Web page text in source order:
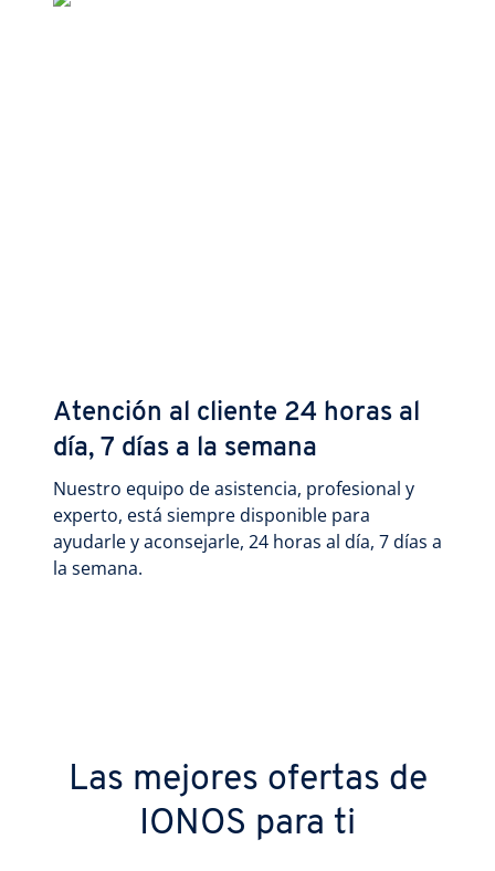
Atención al cliente 24 horas al
día, 7 días a la semana
Nuestro equipo de asistencia, profesional y
experto, está siempre disponible para
ayudarle y aconsejarle, 24 horas al día, 7 días a
la semana.
Las mejores ofertas de
IONOS para ti